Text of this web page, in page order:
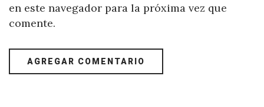
en este navegador para la próxima vez que
comente.